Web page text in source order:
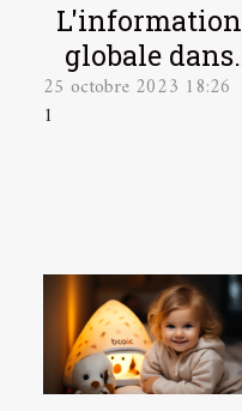
L'information
globale dans
une seule
25 octobre 2023 18:26
1